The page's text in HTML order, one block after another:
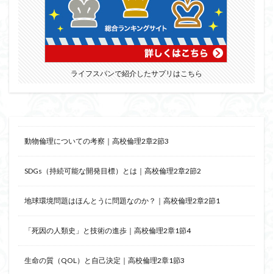
ライフスパンで紹介したサプリはこちら
動物倫理についての考察｜高校倫理2章2節3
SDGs（持続可能な開発目標）とは｜高校倫理2章2節2
地球環境問題はほんとうに問題なのか？｜高校倫理2章2節1
「死因の人類史」と技術の進歩｜高校倫理2章1節4
生命の質（QOL）と自己決定｜高校倫理2章1節3